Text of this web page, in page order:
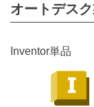
オートデス
Inventor単品